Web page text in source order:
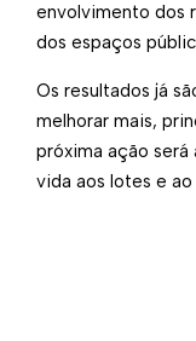
envolvimento dos
dos espaços
​Os resultados já
melhorar mais,
próxima ação será
vida aos lotes e ao